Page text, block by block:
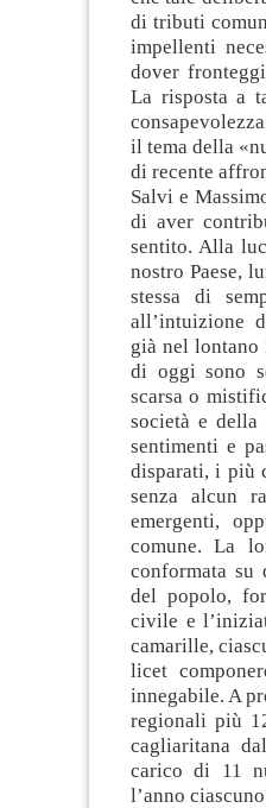
di tributi
impellenti
dover
La risposta a
il tema della
di recente
Salvi e
di aver
sentito. Alla
nostro Paese,
stessa di
all’intuizione
già nel lontano
di oggi sono
scarsa o
società e
sentimenti e
disparati, i più
senza alcun
emergenti,
comune. La
conformata su
del popolo,
civile e
camarille,
licet
innegabile. A
regionali più
cagliaritana
carico di 11
l’anno